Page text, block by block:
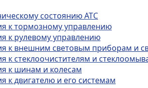
состоянию АТС
к тормозному управлению
к рулевому управлению
к внешним световым приборам и
к стеклоочистителям и
к шинам и колесам
к двигателю и его системам